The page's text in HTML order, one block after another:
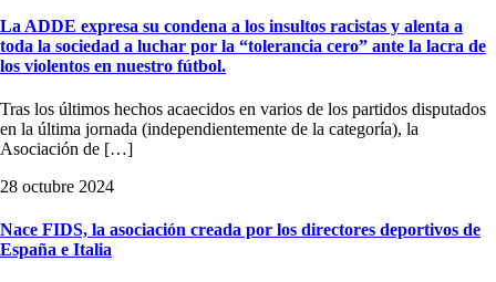
La ADDE expresa su condena a los insultos racistas y alenta a
toda la sociedad a luchar por la “tolerancia cero” ante la lacra de
los violentos en nuestro fútbol.
Tras los últimos hechos acaecidos en varios de los partidos disputados
en la última jornada (independientemente de la categoría), la
Asociación de […]
28 octubre 2024
Nace FIDS, la asociación creada por los directores deportivos de
España e Italia